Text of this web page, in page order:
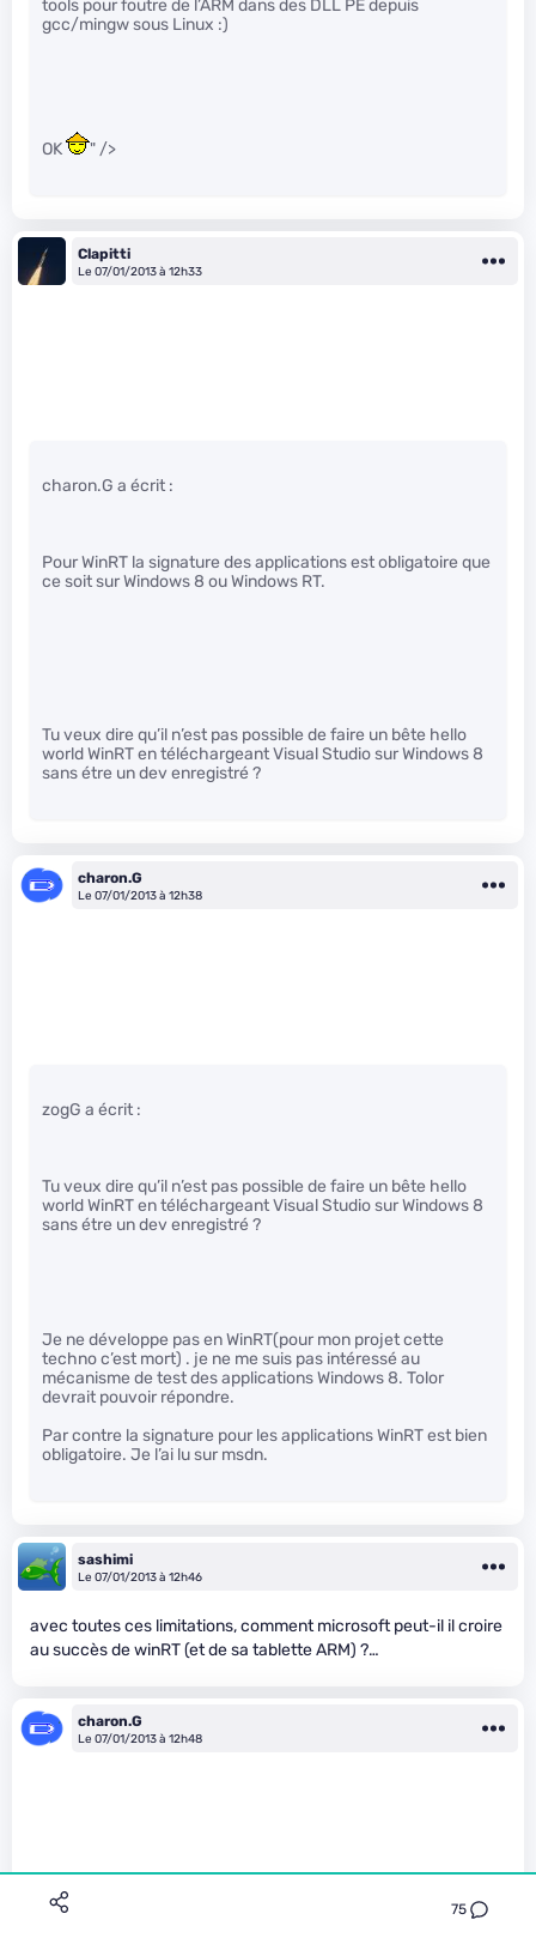
75
tools pour foutre de l’ARM dans des DLL PE depuis
gcc/mingw sous Linux :)
OK " />
Clapitti
Le 07/01/2013 à 12h33
charon.G a écrit :
Pour WinRT la signature des applications est obligatoire que
ce soit sur Windows 8 ou Windows RT.
Tu veux dire qu’il n’est pas possible de faire un bête hello
world WinRT en téléchargeant Visual Studio sur Windows 8
sans étre un dev enregistré ?
charon.G
Le 07/01/2013 à 12h38
zogG a écrit :
Tu veux dire qu’il n’est pas possible de faire un bête hello
world WinRT en téléchargeant Visual Studio sur Windows 8
sans étre un dev enregistré ?
Je ne développe pas en WinRT(pour mon projet cette
techno c’est mort) . je ne me suis pas intéressé au
mécanisme de test des applications Windows 8. Tolor
devrait pouvoir répondre.
Par contre la signature pour les applications WinRT est bien
obligatoire. Je l’ai lu sur msdn.
sashimi
Le 07/01/2013 à 12h46
avec toutes ces limitations, comment microsoft peut-il il croire
au succès de winRT (et de sa tablette ARM) ?…
charon.G
Le 07/01/2013 à 12h48